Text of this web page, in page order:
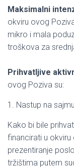
Maksimalni
okviru ovog
mikro i mala
troškova za
Prihvatljive
ovog Poziva su:
1. Nastup na sajmu
Kako bi bile
financirati u
prezentiranje
tržištima putem